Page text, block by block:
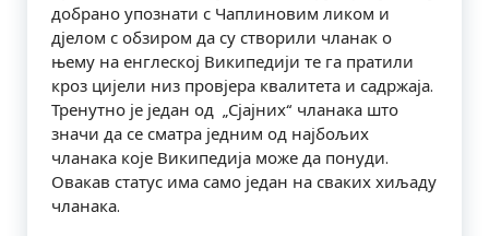
добрано упознати с Чаплиновим ликом и
дјелом с обзиром да су створили чланак о
њему на енглеској Википедији те га пратили
кроз цијели низ провјера квалитета и садржаја.
Тренутно је један од „Сјајних“ чланака што
значи да се сматра једним од најбољих
чланака које Википедија може да понуди.
Овакав статус има само један на сваких хиљаду
чланака.